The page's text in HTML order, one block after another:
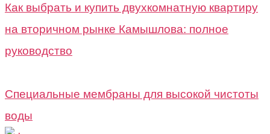
Как выбрать и купить двухкомнатную квартиру
на вторичном рынке Камышлова: полное
руководство
Специальные мембраны для высокой чистоты
воды